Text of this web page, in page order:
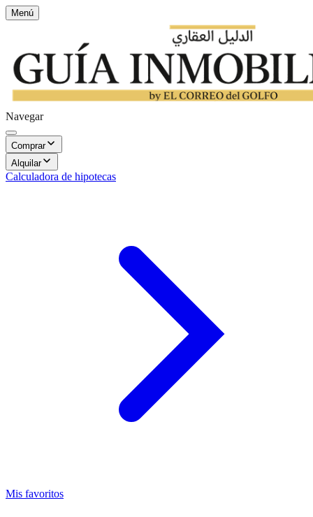
Menú
Navegar
Comprar
Alquilar
Calculadora de hipotecas
Mis favoritos